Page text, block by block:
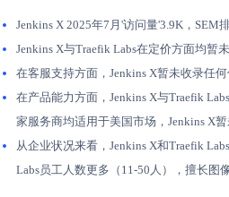
Jenkins X 2025年7月'访问量'3.9K，SEM
Jenkins X与Traefik Labs在定价方面均暂
在客服支持方面，Jenkins X暂未收录任
在产品能力方面，Jenkins X与Traefik
家服务商均适用于美国市场，Jenkins X
从企业状况来看，Jenkins X和Traefik
Labs员工人数更多（11-50人），擅长图